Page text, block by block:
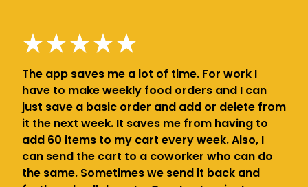
The app saves me a lot of time. For work I
have to make weekly food orders and I can
just save a basic order and add or delete from
it the next week. It saves me from having to
add 60 items to my cart every week. Also, I
can send the cart to a coworker who can do
the same. Sometimes we send it back and